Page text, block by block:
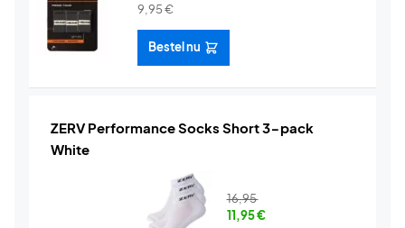
9,95€
Bestel nu
ZERV Performance Socks Short 3-pack
White
16,95
11,95€